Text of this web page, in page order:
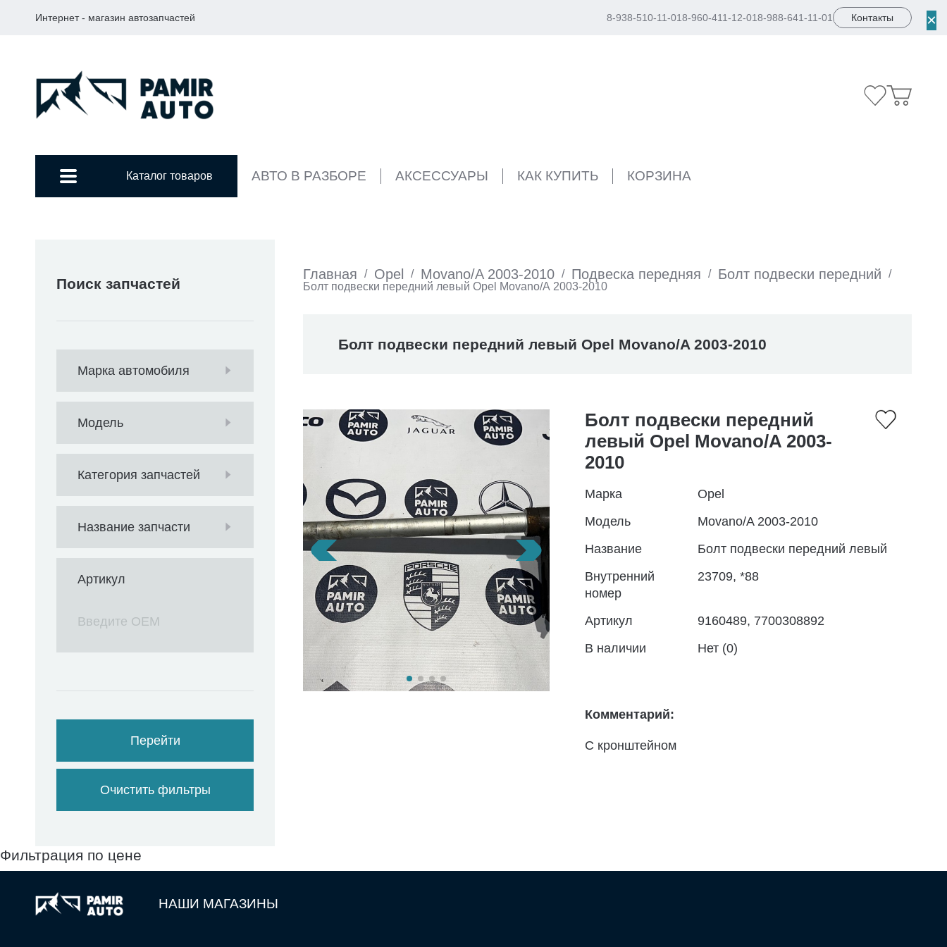
Интернет - магазин автозапчастей 8-938-510-11-018-960-411-12-018-988-641-11-01 Контакты
Каталог товаров АВТО В РАЗБОРЕ АКСЕССУАРЫ КАК КУПИТЬ КОРЗИНА
×
Поиск запчастей
Марка автомобиля
Модель
Категория запчастей
Название запчасти
Артикул
Перейти
Очистить фильтры
Главная / Opel / Movano/A 2003-2010 / Подвеска передняя / Болт подвески передний
/
Болт подвески передний левый Opel Movano/A 2003-2010
Болт подвески передний левый Opel Movano/A 2003-2010
Болт подвески передний
левый Opel Movano/A 2003-
2010
Марка
Opel
Модель
Movano/A 2003-2010
Название
Болт подвески передний левый
Внутренний
номер
23709, *88
Артикул
9160489, 7700308892
В наличии
Нет (0)
Комментарий:
С кронштейном
Фильтрация по цене
НАШИ МАГАЗИНЫ